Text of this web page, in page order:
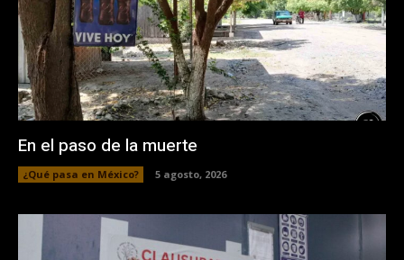
En el paso de la muerte
¿Qué pasa en México? 5 agosto, 2026